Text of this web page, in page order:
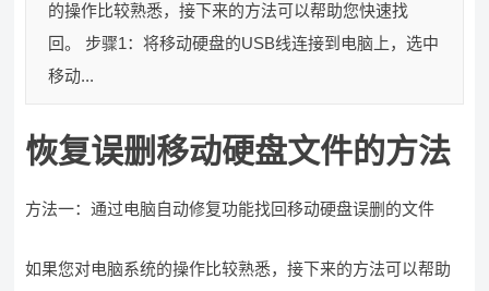
的操作比较熟悉，接下来的方法可以帮助您快速找
回。 步骤1：将移动硬盘的USB线连接到电脑上，选中
移动...
恢复误删移动硬盘文件的方法
方法一：通过电脑自动修复功能找回移动硬盘误删的文件
如果您对电脑系统的操作比较熟悉，接下来的方法可以帮助